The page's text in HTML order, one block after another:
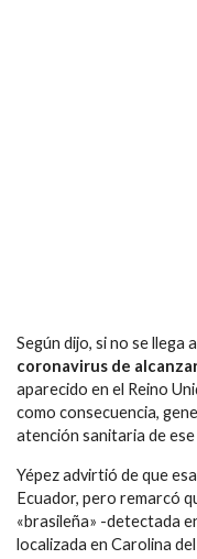
Según dijo, si no se llega
coronavirus de
aparecido en el Reino
como consecuencia,
atención sanitaria de ese
Yépez advirtió de que
Ecuador, pero remarcó
«brasileña» -detectada
localizada en Carolina